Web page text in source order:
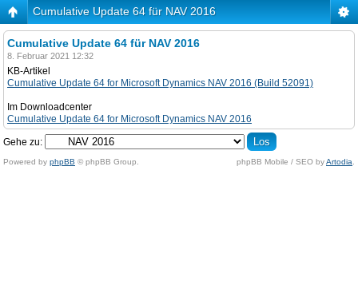
Cumulative Update 64 für NAV 2016
Cumulative Update 64 für NAV 2016
8. Februar 2021 12:32
KB-Artikel
Cumulative Update 64 for Microsoft Dynamics NAV 2016 (Build 52091)
Im Downloadcenter
Cumulative Update 64 for Microsoft Dynamics NAV 2016
Gehe zu:
Powered by phpBB © phpBB Group. phpBB Mobile / SEO byArtodia